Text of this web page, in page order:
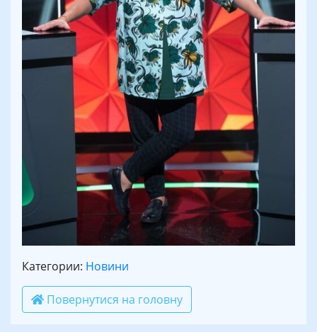
Категории: Новини
Повернутися на головну